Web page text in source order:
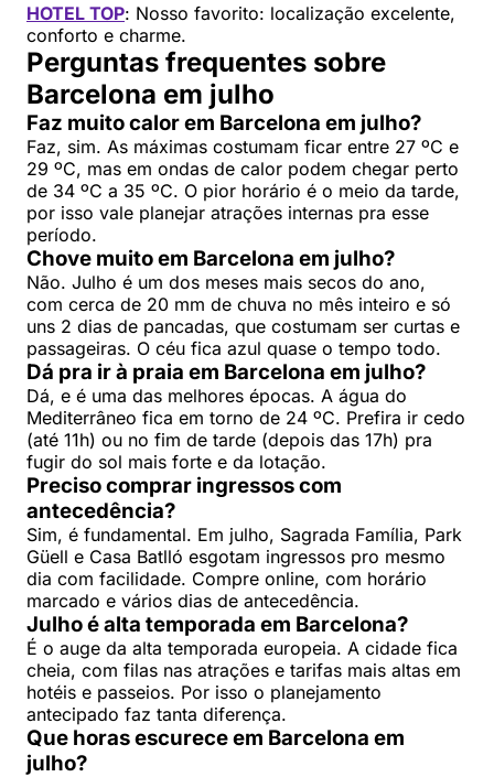
HOTEL TOP: Nosso favorito: localização excelente,
conforto e charme.
Perguntas frequentes sobre
Barcelona em julho
Faz muito calor em Barcelona em julho?
Faz, sim. As máximas costumam ficar entre 27 ºC e
29 ºC, mas em ondas de calor podem chegar perto
de 34 ºC a 35 ºC. O pior horário é o meio da tarde,
por isso vale planejar atrações internas pra esse
período.
Chove muito em Barcelona em julho?
Não. Julho é um dos meses mais secos do ano,
com cerca de 20 mm de chuva no mês inteiro e só
uns 2 dias de pancadas, que costumam ser curtas e
passageiras. O céu fica azul quase o tempo todo.
Dá pra ir à praia em Barcelona em julho?
Dá, e é uma das melhores épocas. A água do
Mediterrâneo fica em torno de 24 ºC. Prefira ir cedo
(até 11h) ou no fim de tarde (depois das 17h) pra
fugir do sol mais forte e da lotação.
Preciso comprar ingressos com
antecedência?
Sim, é fundamental. Em julho, Sagrada Família, Park
Güell e Casa Batlló esgotam ingressos pro mesmo
dia com facilidade. Compre online, com horário
marcado e vários dias de antecedência.
Julho é alta temporada em Barcelona?
É o auge da alta temporada europeia. A cidade fica
cheia, com filas nas atrações e tarifas mais altas em
hotéis e passeios. Por isso o planejamento
antecipado faz tanta diferença.
Que horas escurece em Barcelona em
julho?